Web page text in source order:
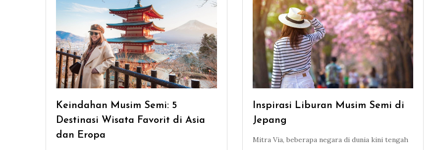
Keindahan Musim Semi: 5
Destinasi Wisata Favorit di Asia
dan Eropa
Inspirasi Liburan Musim Semi di
Jepang
Mitra Via, beberapa negara di dunia kini tengah